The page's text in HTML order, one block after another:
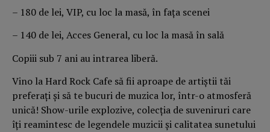
– 180 de lei, VIP, cu loc la masă, în fața scenei
– 140 de lei, Acces General, cu loc la masă în sală
Copiii sub 7 ani au intrarea liberă.
Vino la Hard Rock Cafe să fii aproape de artiștii tăi
preferați și să te bucuri de muzica lor, într-o atmosferă
unică! Show-urile explozive, colecţia de suveniruri care
îți reamintesc de legendele muzicii și calitatea sunetului